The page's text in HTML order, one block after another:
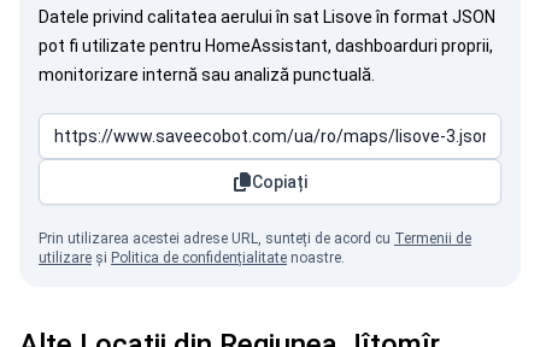
Datele privind calitatea aerului în sat Lisove în format JSON
pot fi utilizate pentru HomeAssistant, dashboarduri proprii,
monitorizare internă sau analiză punctuală.
Copiați
Prin utilizarea acestei adrese URL, sunteți de acord cu Termenii de
utilizare și Politica de confidențialitate noastre.